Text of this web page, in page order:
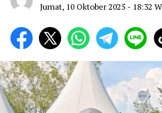
Jumat, 10 Oktober 2025 - 18:32